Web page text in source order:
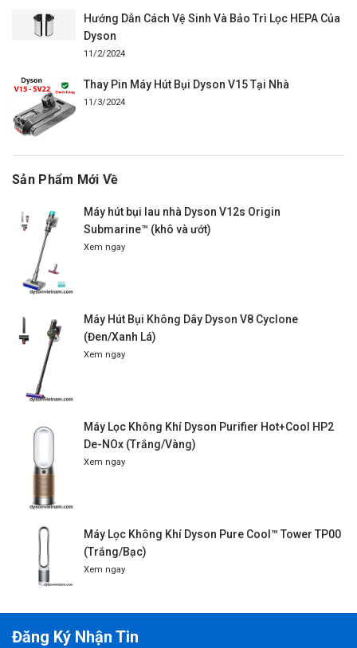
Hướng Dẫn Cách Vệ Sinh Và Bảo Trì Lọc HEPA Của
Dyson
11/2/2024
Thay Pin Máy Hút Bụi Dyson V15 Tại Nhà
11/3/2024
Sản Phẩm Mới Về
Máy hút bụi lau nhà Dyson V12s Origin
Submarine™ (khô và ướt)
Xem ngay
Máy Hút Bụi Không Dây Dyson V8 Cyclone
(Đen/Xanh Lá)
Xem ngay
Máy Lọc Không Khí Dyson Purifier Hot+Cool HP2
De-NOx (Trắng/Vàng)
Xem ngay
Máy Lọc Không Khí Dyson Pure Cool™ Tower TP00
(Trắng/Bạc)
Xem ngay
Đăng Ký Nhận Tin